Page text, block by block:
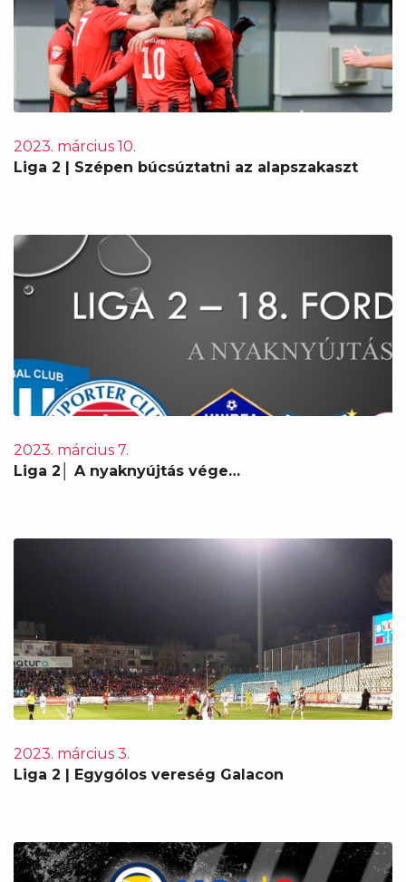
2023. március 10.
Liga 2 | Szépen búcsúztatni az alapszakaszt
2023. március 7.
Liga 2│ A nyaknyújtás vége…
2023. március 3.
Liga 2 | Egygólos vereség Galacon